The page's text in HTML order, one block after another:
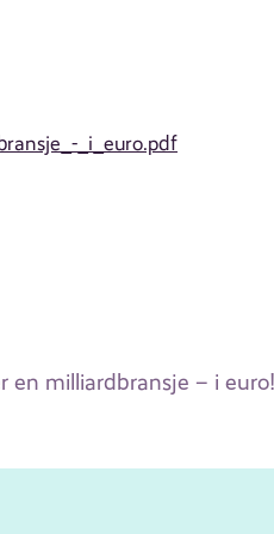
_i_euro.pdf
en milliardbransje – i euro!